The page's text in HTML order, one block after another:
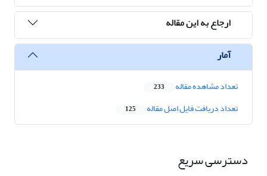
ارجاع به این مقاله
آمار
تعداد مشاهده مقاله 233
تعداد دریافت فایل اصل مقاله 125
دسترسی سریع